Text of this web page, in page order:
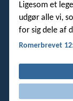
Ligesom et
udgør alle vi,
for sig dele af
Romerbrevet